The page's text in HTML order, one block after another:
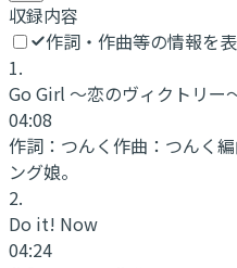
収録内容
作詞・作曲等の情報を
1.
Go Girl 〜恋のヴィクトリー
04:08
作詞： つんく作曲： つんく編
ング娘。
2.
Do it! Now
04:24